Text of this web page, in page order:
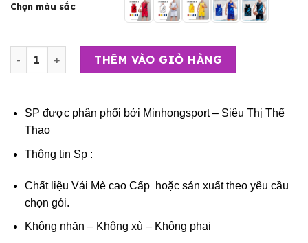
Chọn màu sắc
Bộ Quần Áo Bóng Rổ Người Lớn – Nam, Nữ JustPlay
THÊM VÀO GIỎ HÀNG
SP được phân phối bởi Minhongsport – Siêu Thị Thể
Thao
Thông tin Sp :
Chất liệu Vải Mè cao Cấp hoặc sản xuất theo yêu cầu
chọn gói.
Không nhăn – Không xù – Không phai